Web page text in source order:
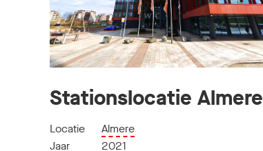
Stationslocatie Almere
Locatie
Almere
Jaar
2021